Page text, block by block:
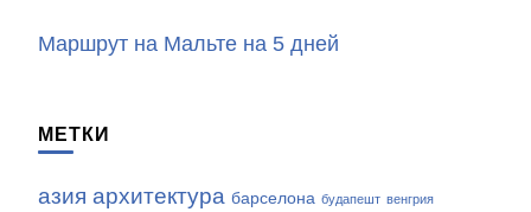
Маршрут на Мальте на 5 дней
МЕТКИ
азия архитектура барселона будапешт венгрия